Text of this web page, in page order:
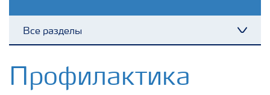
Все разделы
Удобрения Yara
Профилактика